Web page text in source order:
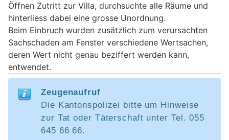
Öffnen Zutritt zur Villa, durchsuchte alle Räume und
hinterliess dabei eine grosse Unordnung.
Beim Einbruch wurden zusätzlich zum verursachten
Sachschaden am Fenster verschiedene Wertsachen,
deren Wert nicht genau beziffert werden kann,
entwendet.
Zeugenaufruf
Die Kantonspolizei bitte um Hinweise
zur Tat oder Täterschaft unter Tel. 055
645 66 66.